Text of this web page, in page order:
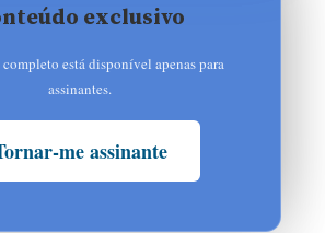
exclusivo
está disponível apenas para
assinantes.
me assinante